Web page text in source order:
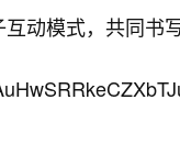
动模式，共同书